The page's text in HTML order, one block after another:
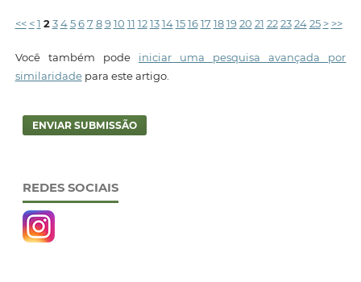
<< < 1 2 3 4 5 6 7 8 9 10 11 12 13 14 15 16 17 18 19 20 21 22 23 24 25 > >>
Você também pode iniciar uma pesquisa avançada por
similaridadepara este artigo.
ENVIAR SUBMISSÃO
REDES SOCIAIS